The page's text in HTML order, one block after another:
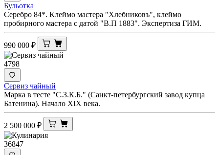
Бульотка
Серебро 84*. Клеймо мастера "Хлебниковъ", клеймо
пробирного мастера с датой "В.П 1883". Экспертиза ГИМ.
990 000 ₽
4798
Сервиз чайный
Марка в тесте "С.З.К.Б." (Санкт-петербургский завод купца
Батенина). Начало XIX века.
2 500 000 ₽
36847